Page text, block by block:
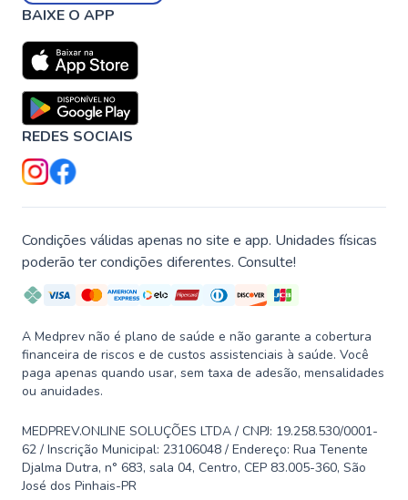
BAIXE O APP
REDES SOCIAIS
Condições válidas apenas no site e app. Unidades físicas
poderão ter condições diferentes. Consulte!
A Medprev não é plano de saúde e não garante a cobertura
financeira de riscos e de custos assistenciais à saúde. Você
paga apenas quando usar, sem taxa de adesão, mensalidades
ou anuidades.
MEDPREV.ONLINE SOLUÇÕES LTDA / CNPJ: 19.258.530/0001-
62 / Inscrição Municipal: 23106048 / Endereço: Rua Tenente
Djalma Dutra, n° 683, sala 04, Centro, CEP 83.005-360, São
José dos Pinhais-PR